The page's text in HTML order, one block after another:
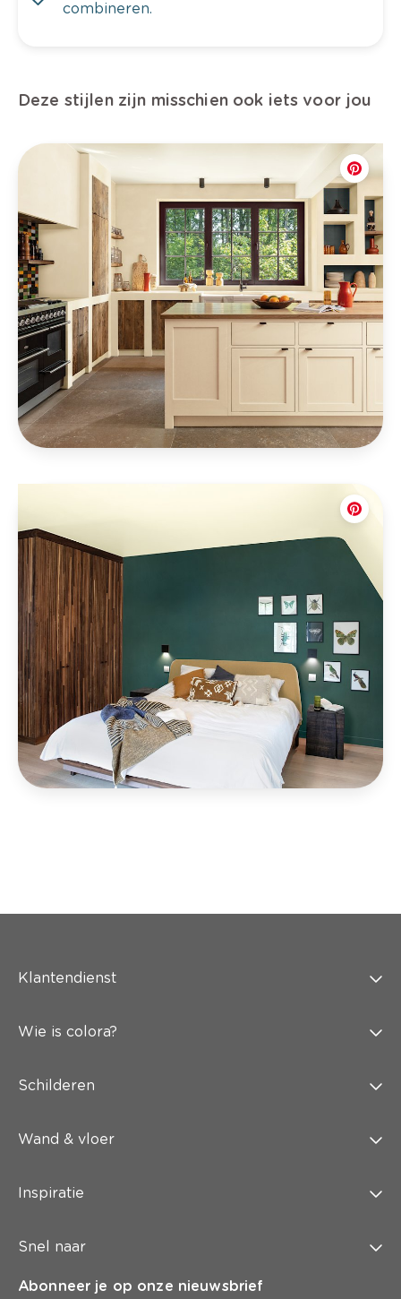
combineren.
Deze stijlen zijn misschien ook iets voor jou
Klantendienst
Wie is colora?
Schilderen
Wand & vloer
Inspiratie
Snel naar
Abonneer je op onze nieuwsbrief